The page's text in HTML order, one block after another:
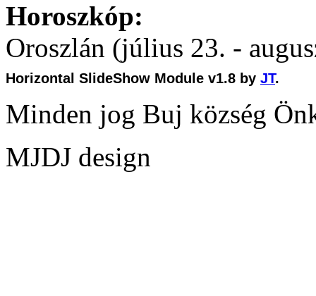
Horoszkóp:
Oroszlán (július 23. -
Horizontal SlideShow Module v1.8 by JT.
Minden jog Buj község
MJDJ design